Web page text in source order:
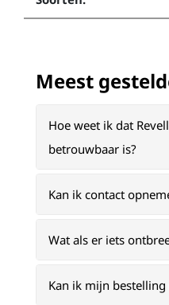
Meest
Hoe weet ik dat
betrouwbaar is?
Kan ik contact
Wat als er iets
Kan ik mijn